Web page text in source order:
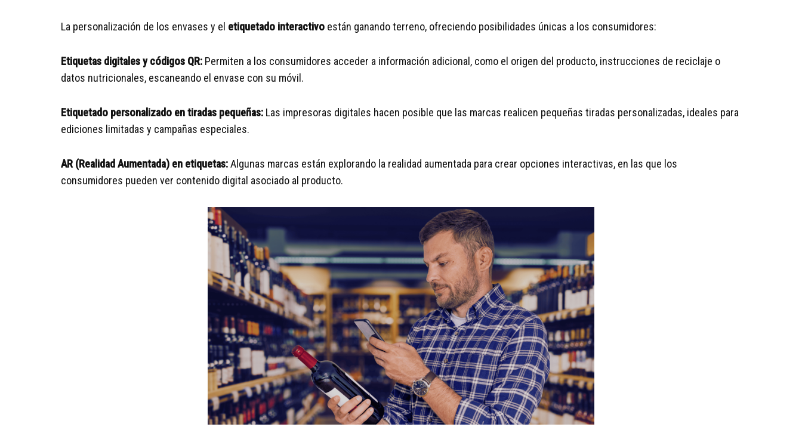
La personalización de los envases y el etiquetado interactivo están ganando terreno, ofreciendo posibilidades únicas a los consumidores:
Etiquetas digitales y códigos QR: Permiten a los consumidores acceder a información adicional, como el origen del producto, instrucciones de reciclaje o
datos nutricionales, escaneando el envase con su móvil.
Etiquetado personalizado en tiradas pequeñas: Las impresoras digitales hacen posible que las marcas realicen pequeñas tiradas personalizadas, ideales para
ediciones limitadas y campañas especiales.
AR (Realidad Aumentada) en etiquetas:Algunas marcas están explorando la realidad aumentada para crear opciones interactivas, en las que los
consumidores pueden ver contenido digital asociado al producto.